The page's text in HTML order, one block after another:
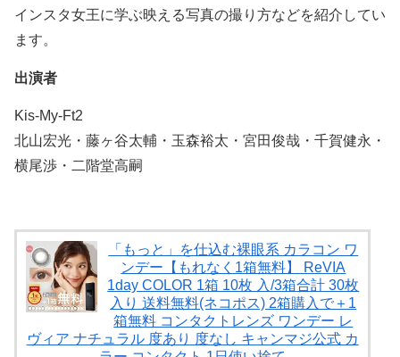
インスタ女王に学ぶ映える写真の撮り方などを紹介してい
ます。
出演者
Kis-My-Ft2
北山宏光・藤ヶ谷太輔・玉森裕太・宮田俊哉・千賀健永・
横尾渉・二階堂高嗣
「もっと」を仕込む裸眼系 カラコン ワ
ンデー【もれなく1箱無料】 ReVIA
1day COLOR 1箱 10枚 入/3箱合計 30枚
入り 送料無料(ネコポス) 2箱購入で＋1
箱無料 コンタクトレンズ ワンデー レ
ヴィア ナチュラル 度あり 度なし キャンマジ公式 カ